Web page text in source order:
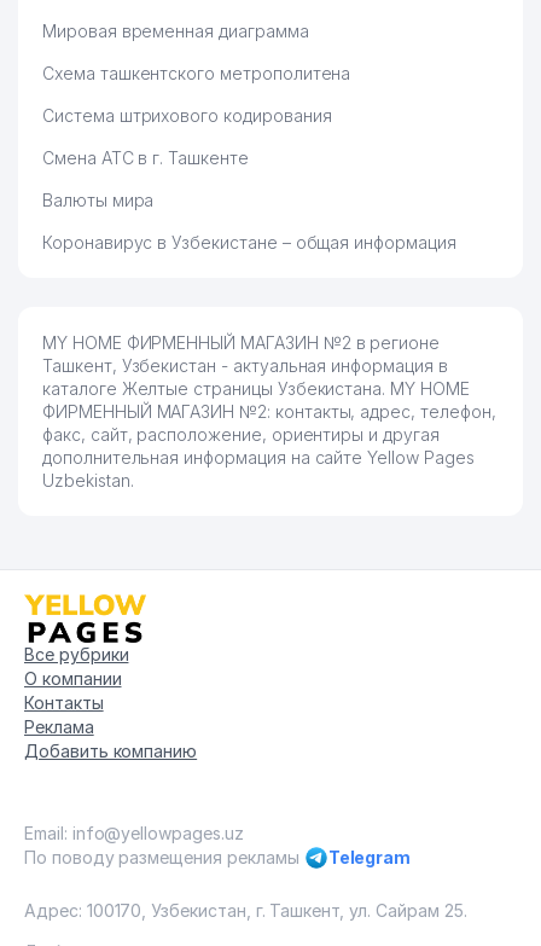
Мировая временная диаграмма
Схема ташкентского метрополитена
Система штрихового кодирования
Смена АТС в г. Ташкенте
Валюты мира
Коронавирус в Узбекистане – общая информация
MY HOME ФИРМЕННЫЙ МАГАЗИН №2 в регионе
Ташкент, Узбекистан - актуальная информация в
каталоге Желтые страницы Узбекистана. MY HOME
ФИРМЕННЫЙ МАГАЗИН №2: контакты, адрес, телефон,
факс, сайт, расположение, ориентиры и другая
дополнительная информация на сайте Yellow Pages
Uzbekistan.
Все рубрики
О компании
Контакты
Реклама
Добавить компанию
Email: info@yellowpages.uz
По поводу размещения рекламы
Telegram
Адрес: 100170, Узбекистан, г. Ташкент, ул. Сайрам 25.